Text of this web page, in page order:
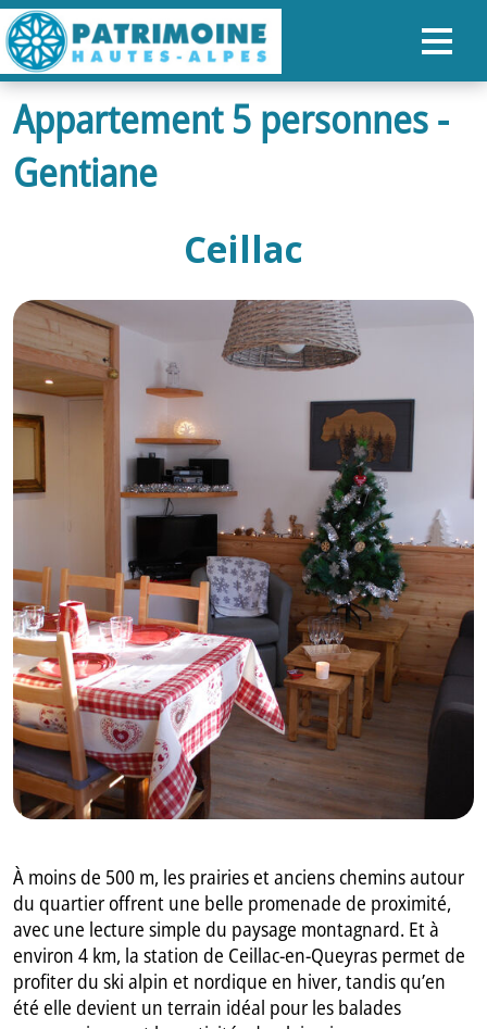
ACCUEIL
CARTE
RANDONNÉES
ORGANISER SON SÉJOUR
RECHERCHER
FR
IT
Appartement 5 personnes -
Gentiane
Ceillac
À moins de 500 m, les prairies et anciens chemins autour
du quartier offrent une belle promenade de proximité,
avec une lecture simple du paysage montagnard. Et à
environ 4 km, la station de Ceillac-en-Queyras permet de
profiter du ski alpin et nordique en hiver, tandis qu’en
été elle devient un terrain idéal pour les balades